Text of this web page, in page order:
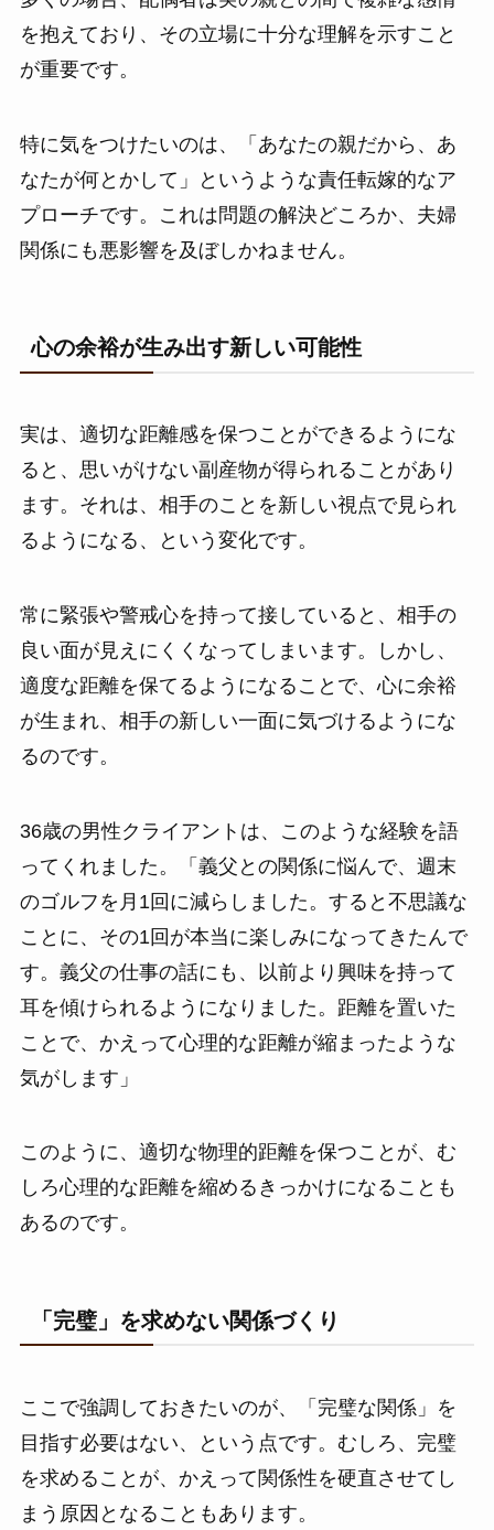
を抱えており、その立場に十分な理解を示すこと
が重要です。
特に気をつけたいのは、「あなたの親だから、あ
なたが何とかして」というような責任転嫁的なア
プローチです。これは問題の解決どころか、夫婦
関係にも悪影響を及ぼしかねません。
心の余裕が生み出す新しい可能性
実は、適切な距離感を保つことができるようにな
ると、思いがけない副産物が得られることがあり
ます。それは、相手のことを新しい視点で見られ
るようになる、という変化です。
常に緊張や警戒心を持って接していると、相手の
良い面が見えにくくなってしまいます。しかし、
適度な距離を保てるようになることで、心に余裕
が生まれ、相手の新しい一面に気づけるようにな
るのです。
36歳の男性クライアントは、このような経験を語
ってくれました。「義父との関係に悩んで、週末
のゴルフを月1回に減らしました。すると不思議な
ことに、その1回が本当に楽しみになってきたんで
す。義父の仕事の話にも、以前より興味を持って
耳を傾けられるようになりました。距離を置いた
ことで、かえって心理的な距離が縮まったような
気がします」
このように、適切な物理的距離を保つことが、む
しろ心理的な距離を縮めるきっかけになることも
あるのです。
「完璧」を求めない関係づくり
ここで強調しておきたいのが、「完璧な関係」を
目指す必要はない、という点です。むしろ、完璧
を求めることが、かえって関係性を硬直させてし
まう原因となることもあります。